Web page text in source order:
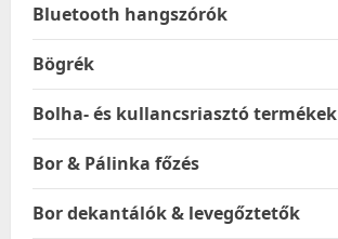
Bluetooth hangszórók
Bögrék
Bolha- és kullancsriasztó termékek
Bor & Pálinka főzés
Bor dekantálók & levegőztetők